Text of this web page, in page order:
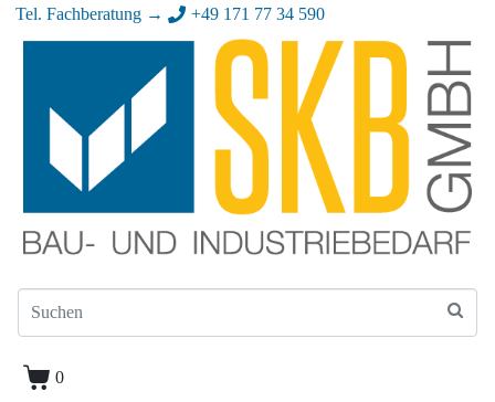
Tel. Fachberatung → +49 171 77 34 590
0